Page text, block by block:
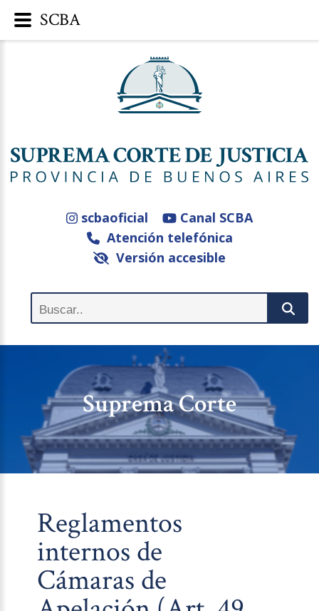
scbaoficial
Canal SCBA
Atención telefónica
Versión accesible
Suprema Corte
Reglamentos
internos de
Cámaras de
SCBA